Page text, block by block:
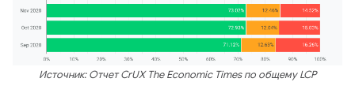
Источник: Отчет CrUX The Economic Times по общему LCP